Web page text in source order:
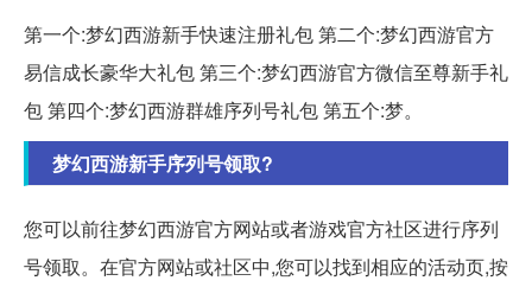
第一个:梦幻西游新手快速注册礼包 第二个:梦幻西游官方
易信成长豪华大礼包 第三个:梦幻西游官方微信至尊新手礼
包 第四个:梦幻西游群雄序列号礼包 第五个:梦。
梦幻西游新手序列号领取?
您可以前往梦幻西游官方网站或者游戏官方社区进行序列
号领取。在官方网站或社区中,您可以找到相应的活动页,按